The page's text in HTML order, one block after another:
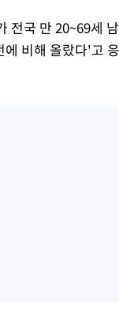
전국 만 20~69세
비해 올랐다'고